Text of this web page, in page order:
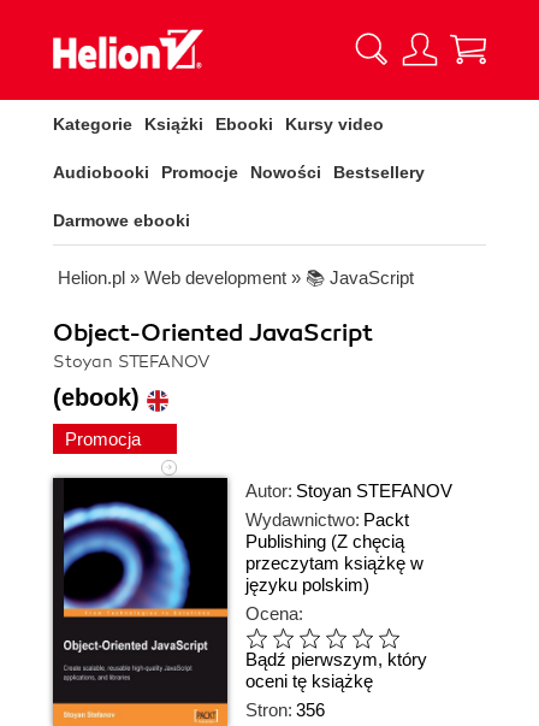
Kategorie Książki Ebooki Kursy video
Audiobooki Promocje Nowości Bestsellery
Darmowe ebooki
Helion.pl » Web development » 📚 JavaScript
Object-Oriented JavaScript
Stoyan STEFANOV
(ebook)
Promocja
Autor: Stoyan STEFANOV
Wydawnictwo: Packt
Publishing (Z chęcią
przeczytam książkę w
języku polskim)
Ocena:
Bądź pierwszym, który
oceni tę książkę
Stron: 356